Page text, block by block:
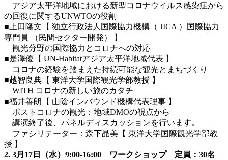
アジア太平洋地域における新型コロナウイルス感染症から
の回復に関するUNWTOの役割
■上田隆文【 独立行政法人国際協力機構（ JICA ）国際協力
専門員 （民間セクター開発） 】
観光分野の国際協力とコロナへの対応
■是澤優【 UN-Habitatアジア太平洋地域代表 】
コロナの経験を踏まえた持続可能な観光とまちづくり
■越智良典【 東洋大学国際観光学部教授 】
WITH コロナの新しい旅のカタチ
■福井善朗【 山陰インバウンド機構代表理事 】
ポストコロナの観光：地域DMOの視点から
講演終了後、パネルディスカッションを行います。
ファシリテーター：森下晶美【 東洋大学国際観光学部教
授 】
2. 3月17日（水）9:00-16:00 ワークショップ 定員：30名